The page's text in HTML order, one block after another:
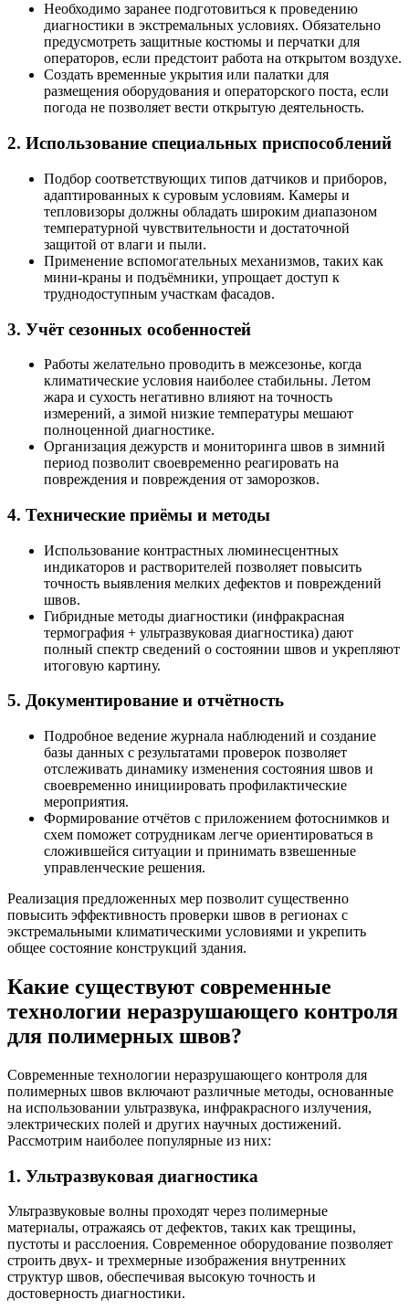
Необходимо заранее подготовиться к проведению
диагностики в экстремальных условиях. Обязательно
предусмотреть защитные костюмы и перчатки для
операторов, если предстоит работа на открытом воздухе.
Создать временные укрытия или палатки для
размещения оборудования и операторского поста, если
погода не позволяет вести открытую деятельность.
2. Использование специальных приспособлений
Подбор соответствующих типов датчиков и приборов,
адаптированных к суровым условиям. Камеры и
тепловизоры должны обладать широким диапазоном
температурной чувствительности и достаточной
защитой от влаги и пыли.
Применение вспомогательных механизмов, таких как
мини-краны и подъёмники, упрощает доступ к
труднодоступным участкам фасадов.
3. Учёт сезонных особенностей
Работы желательно проводить в межсезонье, когда
климатические условия наиболее стабильны. Летом
жара и сухость негативно влияют на точность
измерений, а зимой низкие температуры мешают
полноценной диагностике.
Организация дежурств и мониторинга швов в зимний
период позволит своевременно реагировать на
повреждения и повреждения от заморозков.
4. Технические приёмы и методы
Использование контрастных люминесцентных
индикаторов и растворителей позволяет повысить
точность выявления мелких дефектов и повреждений
швов.
Гибридные методы диагностики (инфракрасная
термография + ультразвуковая диагностика) дают
полный спектр сведений о состоянии швов и укрепляют
итоговую картину.
5. Документирование и отчётность
Подробное ведение журнала наблюдений и создание
базы данных с результатами проверок позволяет
отслеживать динамику изменения состояния швов и
своевременно инициировать профилактические
мероприятия.
Формирование отчётов с приложением фотоснимков и
схем поможет сотрудникам легче ориентироваться в
сложившейся ситуации и принимать взвешенные
управленческие решения.
Реализация предложенных мер позволит существенно
повысить эффективность проверки швов в регионах с
экстремальными климатическими условиями и укрепить
общее состояние конструкций здания.
Какие существуют современные
технологии неразрушающего контроля
для полимерных швов?
Современные технологии неразрушающего контроля для
полимерных швов включают различные методы, основанные
на использовании ультразвука, инфракрасного излучения,
электрических полей и других научных достижений.
Рассмотрим наиболее популярные из них:
1. Ультразвуковая диагностика
Ультразвуковые волны проходят через полимерные
материалы, отражаясь от дефектов, таких как трещины,
пустоты и расслоения. Современное оборудование позволяет
строить двух- и трехмерные изображения внутренних
структур швов, обеспечивая высокую точность и
достоверность диагностики.